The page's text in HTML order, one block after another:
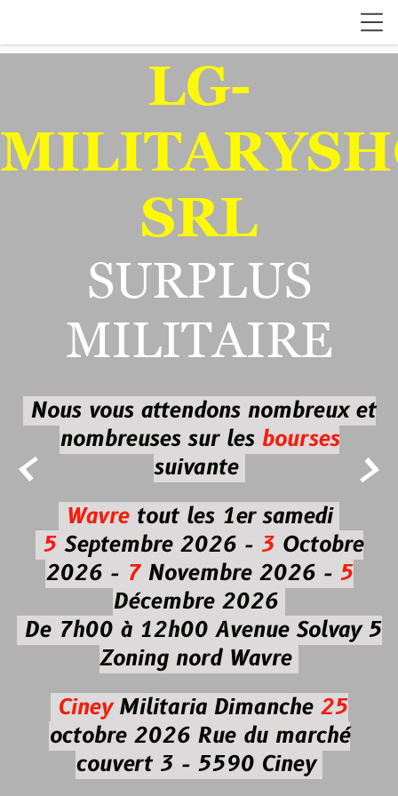
 
LG-
SRL
SURPLUS
MILITAIRE
Nous vous attendons nombreux et
nombreuses sur les bourses
suivante
Wavretout les 1er samedi
5Septembre 2026 - 3Octobre
2026 -7Novembre 2026 - 5
Décembre 2026
De 7h00 à 12h00 Avenue Solvay 5
Zoning nord Wavre
CineyMilitaria Dimanche 25
octobre 2026Rue du marché
couvert 3 - 5590 Ciney